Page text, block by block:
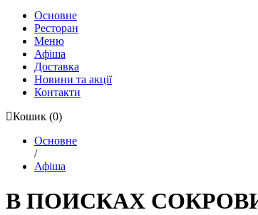
Основне
Ресторан
Меню
Афіша
Доставка
Новини та акції
Контакти
Кошик (0)
Основне
/
Афіша
В ПОИСКАХ